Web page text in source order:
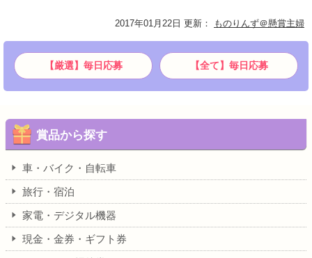
2017年01月22日 更新 ： ものりんず＠懸賞主婦
【厳選】毎日応募 【全て】毎日応募
賞品から探す
車・バイク・自転車
旅行・宿泊
家電・デジタル機器
現金・金券・ギフト券